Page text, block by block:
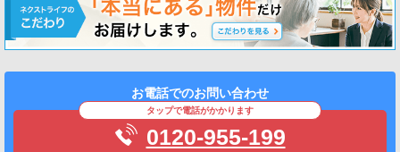
お電話でのお問い合わせ
タップで電話がかかります
0120-955-199